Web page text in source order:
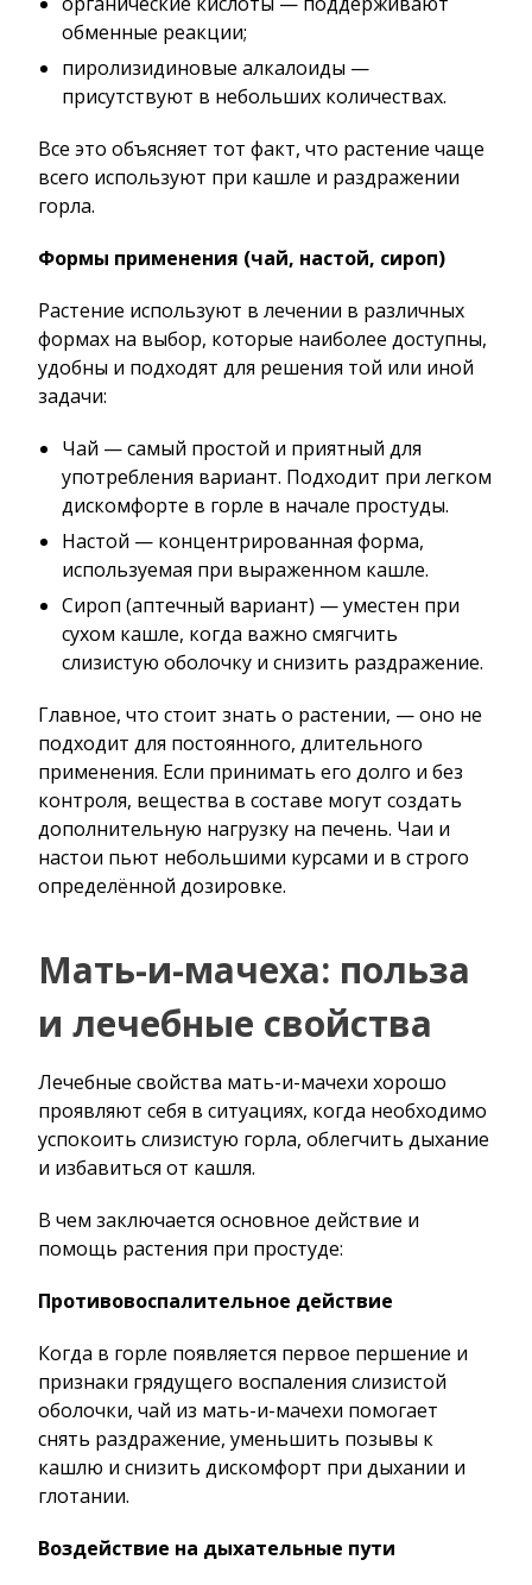
обменные реакции;
пиролизидиновые алкалоиды —
присутствуют в небольших количествах.
Все это объясняет тот факт, что растение чаще
всего используют при кашле и раздражении
горла.
Формы применения (чай, настой, сироп)
Растение используют в лечении в различных
формах на выбор, которые наиболее доступны,
удобны и подходят для решения той или иной
задачи:
Чай — самый простой и приятный для
употребления вариант. Подходит при легком
дискомфорте в горле в начале простуды.
Настой — концентрированная форма,
используемая при выраженном кашле.
Сироп (аптечный вариант) — уместен при
сухом кашле, когда важно смягчить
слизистую оболочку и снизить раздражение.
Главное, что стоит знать о растении, — оно не
подходит для постоянного, длительного
применения. Если принимать его долго и без
контроля, вещества в составе могут создать
дополнительную нагрузку на печень. Чаи и
настои пьют небольшими курсами и в строго
определённой дозировке.
Мать-и-мачеха: польза
и лечебные свойства
Лечебные свойства мать-и-мачехи хорошо
проявляют себя в ситуациях, когда необходимо
успокоить слизистую горла, облегчить дыхание
и избавиться от кашля.
В чем заключается основное действие и
помощь растения при простуде:
Противовоспалительное действие
Когда в горле появляется первое першение и
признаки грядущего воспаления слизистой
оболочки, чай из мать-и-мачехи помогает
снять раздражение, уменьшить позывы к
кашлю и снизить дискомфорт при дыхании и
глотании.
Воздействие на дыхательные пути